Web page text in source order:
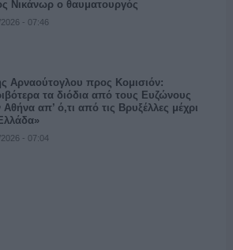
Νικάνωρ ο θαυματουργός
- 07:46
Αρναούτογλου προς Κομισιόν:
τα διόδια από τους Ευζώνους
Αθήνα απ’ ό,τι από τις Βρυξέλλες μέχρι
- 07:04